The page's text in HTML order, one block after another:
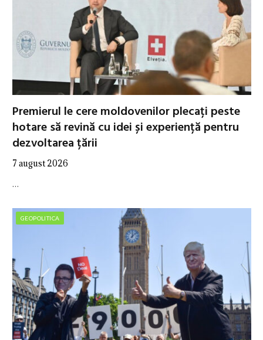
Premierul le cere moldovenilor plecați peste
hotare să revină cu idei și experiență pentru
dezvoltarea țării
7 august 2026
…
GEOPOLITICA